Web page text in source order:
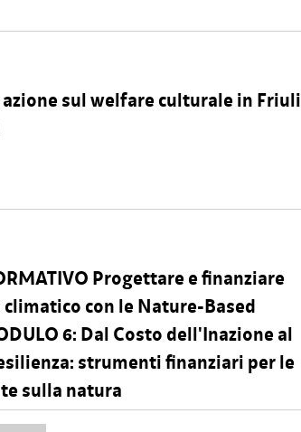
azione sul welfare culturale in Friuli
Progettare e finanziare
con le Nature-Based
6: Dal Costo dell'Inazione al
strumenti finanziari per le
sulla natura